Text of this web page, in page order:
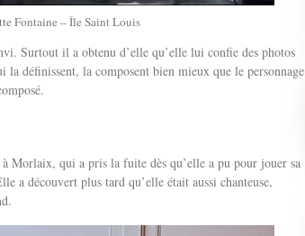
Fontaine – Île Saint Louis
Surtout il a obtenu d’elle qu’elle lui confie des photos
la définissent, la composent bien mieux que le personnage
Morlaix, qui a pris la fuite dès qu’elle a pu pour jouer sa
a découvert plus tard qu’elle était aussi chanteuse,